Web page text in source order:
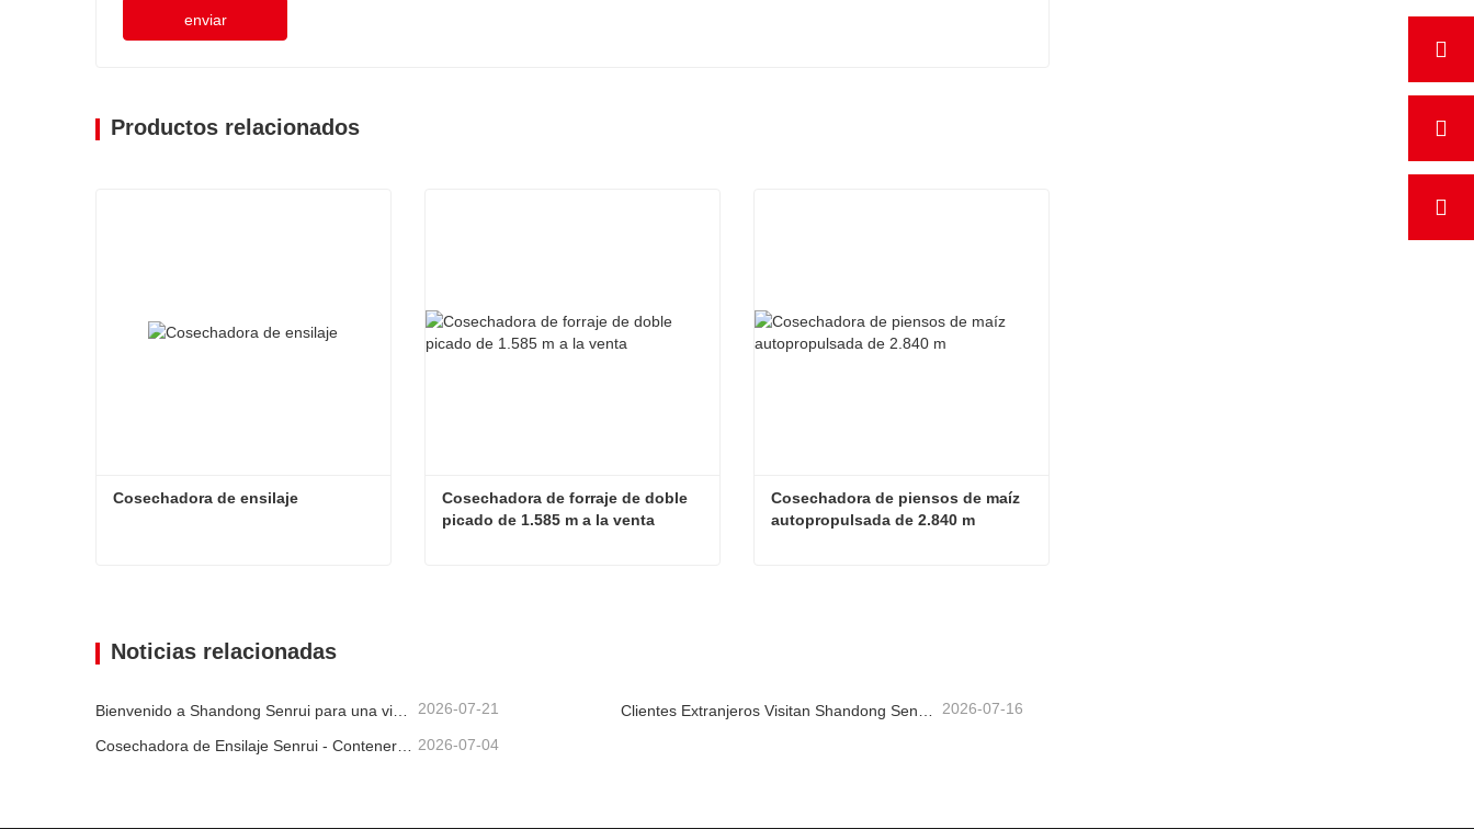
enviar
Productos relacionados
Cosechadora de ensilaje
Cosechadora de forraje de doble
picado de 1.585 m a la venta
Cosechadora de piensos de maíz
autopropulsada de 2.840 m
Noticias relacionadas
2026-07-21 2026-07-16
2026-07-04